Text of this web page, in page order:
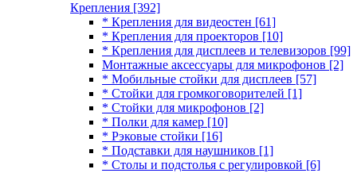
Крепления [392]
* Крепления для видеостен [61]
* Крепления для проекторов [10]
* Крепления для дисплеев и телевизоров [99]
Монтажные аксессуары для микрофонов [2]
* Мобильные стойки для дисплеев [57]
* Стойки для громкоговорителей [1]
* Стойки для микрофонов [2]
* Полки для камер [10]
* Рэковые стойки [16]
* Подставки для наушников [1]
* Столы и подстолья с регулировкой [6]